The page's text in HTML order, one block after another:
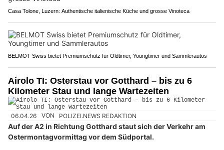
Casa Tolone, Luzern: Authentische italienische Küche und grosse Vinoteca
BELMOT Swiss bietet Premiumschutz für Oldtimer, Youngtimer und Sammlerautos
Airolo TI: Osterstau vor Gotthard – bis zu 6
Kilometer Stau und lange Wartezeiten
06.04.26 VON POLIZEI.NEWS REDAKTION
Auf der A2 in Richtung Gotthard staut sich der Verkehr am
Ostermontagvormittag vor dem Südportal.